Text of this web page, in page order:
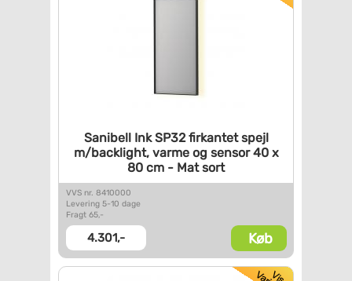
Sanibell Ink SP32 firkantetspejl
m/backlight, varme og sensor 40 x
80 cm - Mat sort
VVS nr. 8410000
Levering 5-10 dage
Fragt 65,-
4.301,- Køb